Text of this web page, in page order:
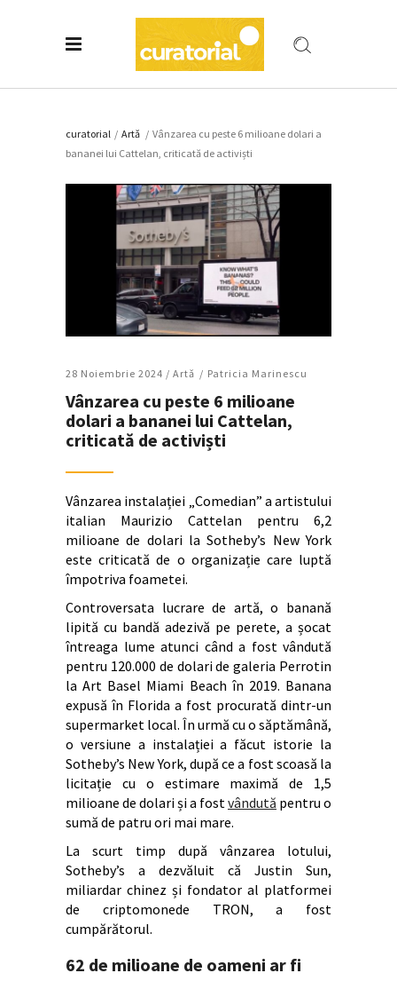
curatorial / Artǎ / Vânzarea cu peste 6 milioane dolari a
bananei lui Cattelan, criticată de activiști
28 Noiembrie 2024 / Artǎ Patricia Marinescu
Vânzarea cu peste 6 milioane
dolari a bananei lui Cattelan,
criticată de activiști
Vânzarea instalației „Comedian” a artistului
italian Maurizio Cattelan pentru 6,2
milioane de dolari la Sotheby’s New York
este criticată de o organizație care luptă
împotriva foametei.
Controversata lucrare de artă, o banană
lipită cu bandă adezivă pe perete, a șocat
întreaga lume atunci când a fost vândută
pentru 120.000 de dolari de galeria Perrotin
la Art Basel Miami Beach în 2019. Banana
expusă în Florida a fost procurată dintr-un
supermarket local. În urmă cu o săptămână,
o versiune a instalației a făcut istorie la
Sotheby’s New York, după ce a fost scoasă la
licitație cu o estimare maximă de 1,5
milioane de dolari și a fost vândută pentru o
sumă de patru ori mai mare.
La scurt timp după vânzarea lotului,
Sotheby’s a dezvăluit că Justin Sun,
miliardar chinez și fondator al platformei
de criptomonede TRON, a fost
cumpărătorul.
62 de milioane de oameni ar fi